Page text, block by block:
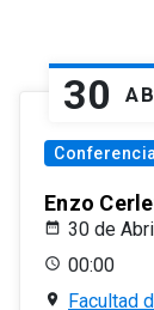
30
Enzo
30 de
00:00
Facultad